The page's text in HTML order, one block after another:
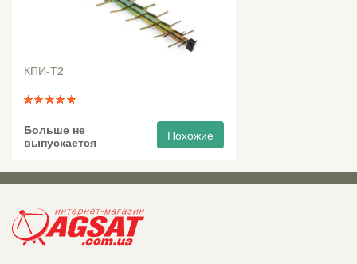
КПИ-Т2
Больше не
выпускается
Похожие